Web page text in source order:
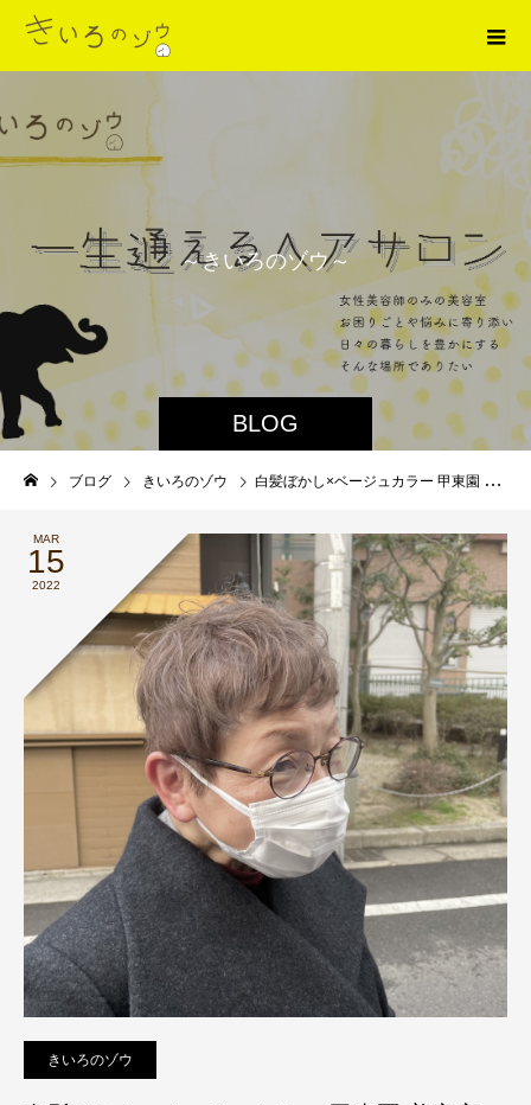
BLOG
～きいろのゾウ～
ブログ きいろのゾウ 白髪ぼかし×ベージュカラー 甲東園 美容室
MAR
15
2022
きいろのゾウ